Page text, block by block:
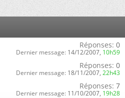
Réponses: 0
Dernier message: 14/12/2007, 10h59
Réponses: 0
Dernier message: 18/11/2007, 22h43
Réponses: 7
Dernier message: 11/10/2007, 19h28